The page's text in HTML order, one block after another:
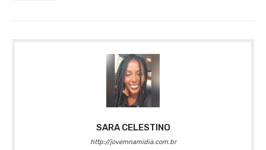
SARA CELESTINO
http://jovemnamidia.com.br